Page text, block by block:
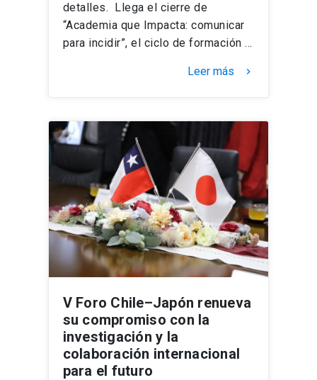
detalles. Llega el cierre de
“Academia que Impacta: comunicar
para incidir”, el ciclo de formación …
Leer más keyboard_arrow_right
V Foro Chile–Japón renueva
su compromiso con la
investigación y la
colaboración internacional
para el futuro